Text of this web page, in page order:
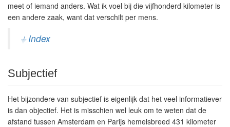
meet of iemand anders. Wat ik voel bij die vijfhonderd kilometer is
een andere zaak, want dat verschilt per mens.
⏚ Index
Subjectief
Het bijzondere van subjectief is eigenlijk dat het veel informatiever
is dan objectief. Het is misschien wel leuk om te weten dat de
afstand tussen Amsterdam en Parijs hemelsbreed 431 kilometer